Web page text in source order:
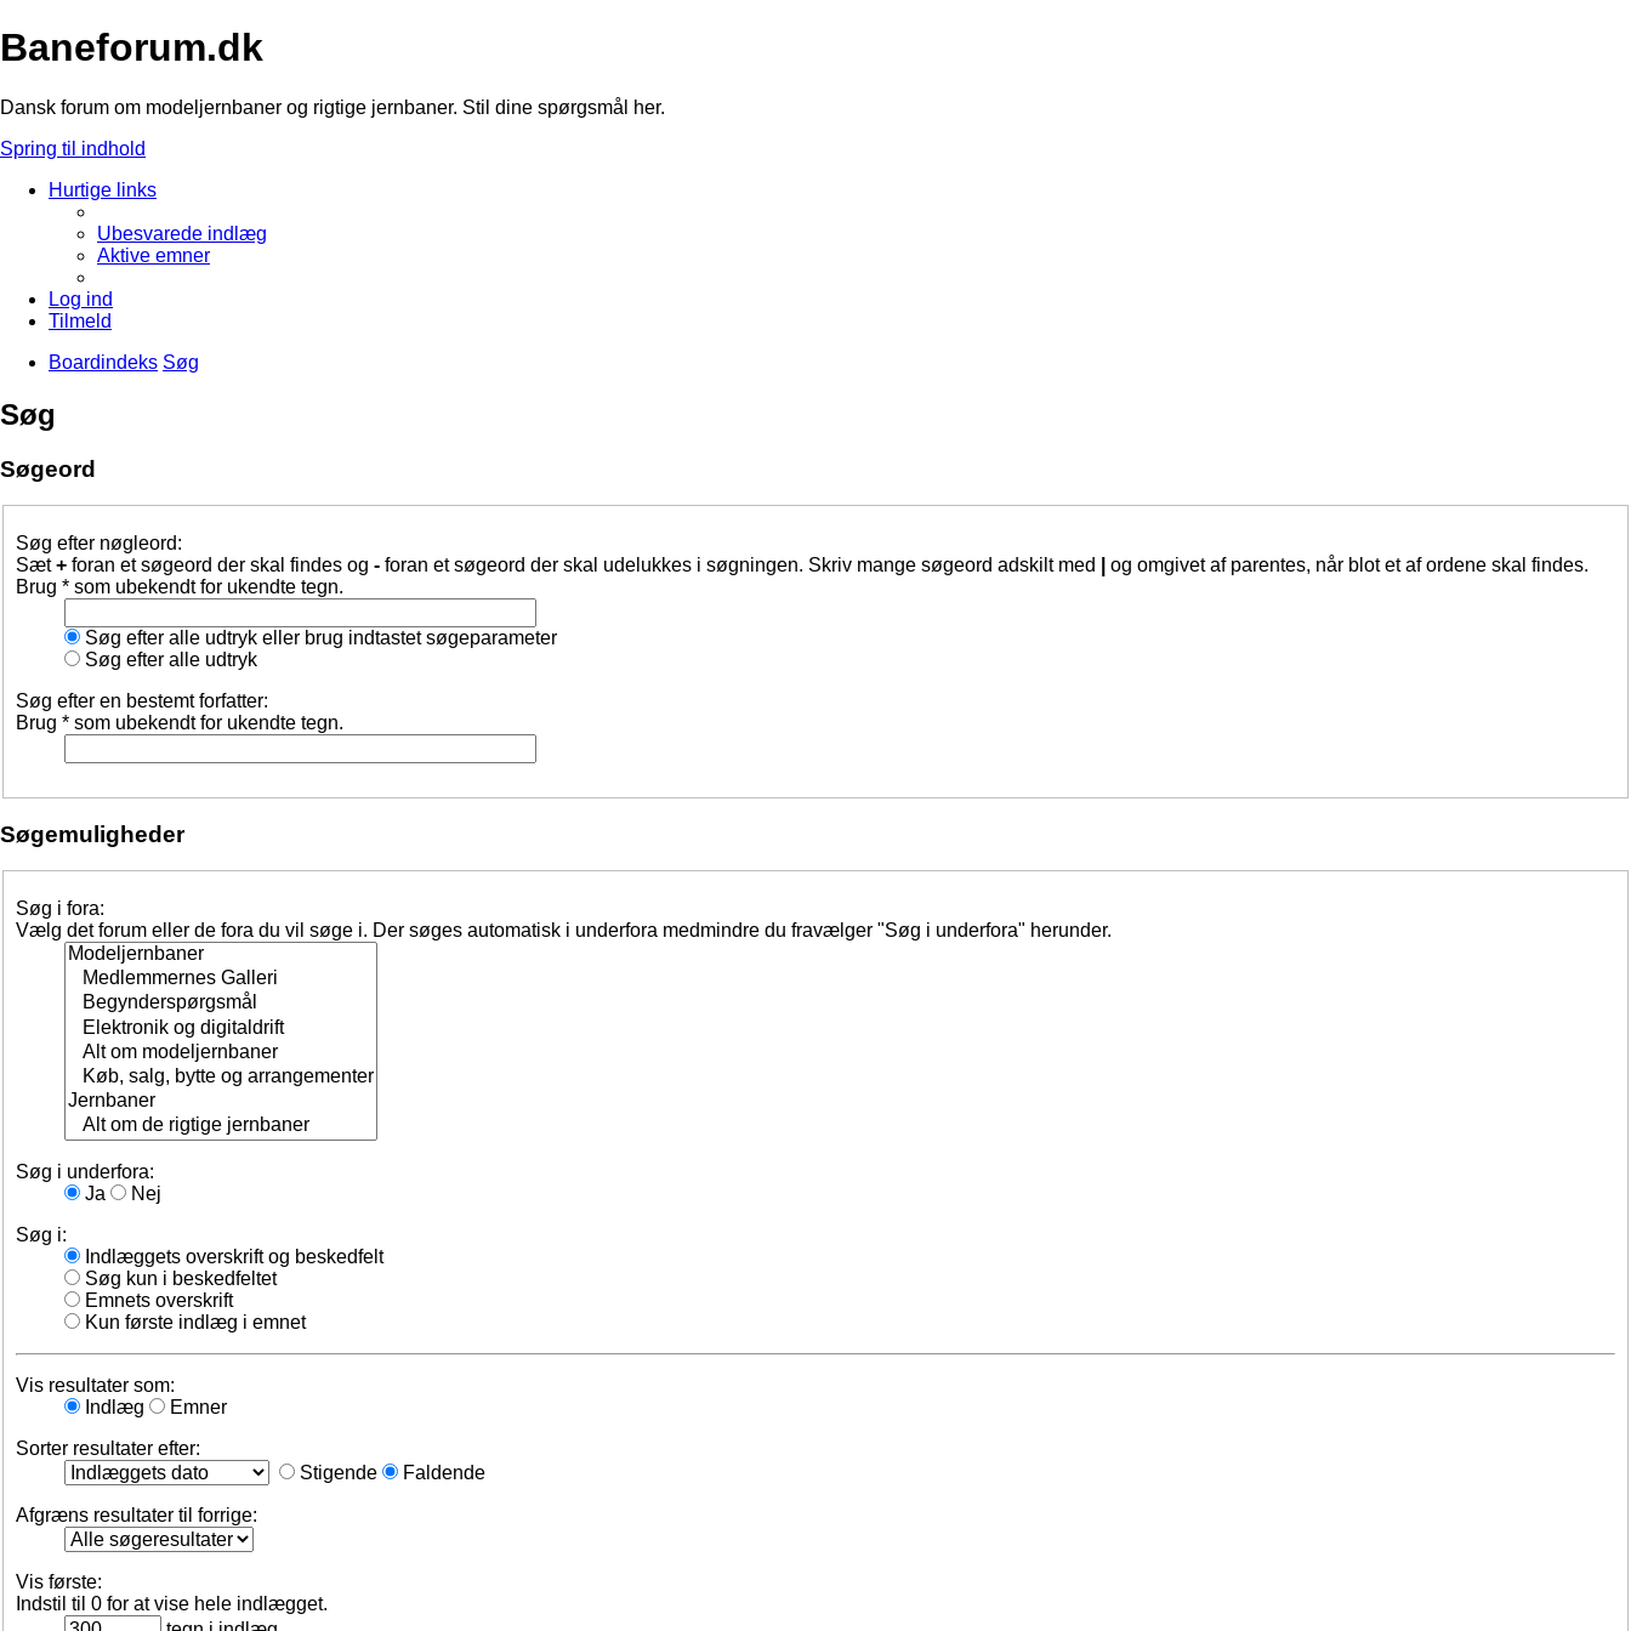
Baneforum.dk
Dansk forum om modeljernbaner og rigtige jernbaner. Stil dine spørgsmål her.
Spring til indhold
Hurtige links
Ubesvarede indlæg
Aktive emner
Log ind
Tilmeld
Boardindeks Søg
Søg
Søgeord
Søg efter nøgleord:
Sæt+ foran et søgeord der skal findes og - foran et søgeord der skal udelukkes i søgningen. Skriv mange søgeord adskilt med
og omgivet af parentes, når blot et af ordene skal findes.
Brug * som ubekendt for ukendte tegn.
Søg efter alle udtryk eller brug indtastet søgeparameter
Søg efter alle udtryk
Søg efter en bestemt forfatter:
Brug * som ubekendt for ukendte tegn.
Søgemuligheder
Søg i fora:
Vælg det forum eller de fora du vil søge i. Der søges automatisk i underfora medmindre du fravælger "Søg i underfora" herunder.
Søg i underfora:
Ja
Nej
Søg i:
Indlæggets overskrift og beskedfelt
Søg kun i beskedfeltet
Emnets overskrift
Kun første indlæg i emnet
Vis resultater som:
Indlæg
Emner
Sorter resultater efter:
Stigende
Faldende
Afgræns resultater til forrige:
Vis første:
Indstil til 0 for at vise hele indlægget.